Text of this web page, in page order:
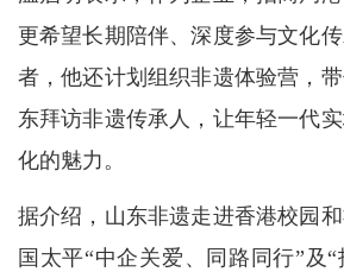
更希望长期陪伴、深度参与文化
者，他还计划组织非遗体验营，
东拜访非遗传承人，让年轻一代
化的魅力。
据介绍，山东非遗走进香港校园
国太平“中企关爱、同路同行”及